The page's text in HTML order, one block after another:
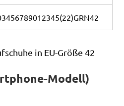
in EU-Größe 42
Modell)